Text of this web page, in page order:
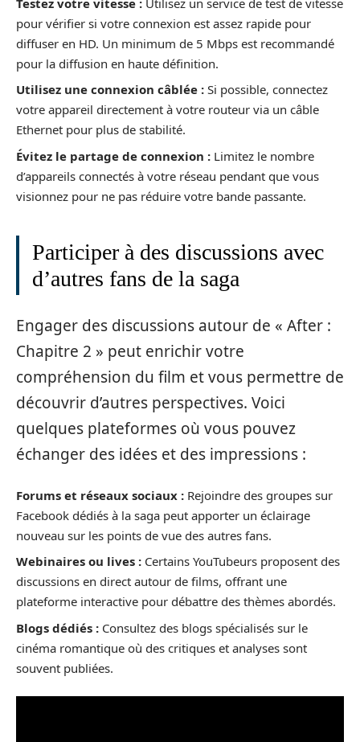
pour vérifier si votre connexion est assez rapide pour
diffuser en HD. Un minimum de 5 Mbps est recommandé
pour la diffusion en haute définition.
Utilisez une connexion câblée : Si possible, connectez
votre appareil directement à votre routeur via un câble
Ethernet pour plus de stabilité.
Évitez le partage de connexion : Limitez le nombre
d’appareils connectés à votre réseau pendant que vous
visionnez pour ne pas réduire votre bande passante.
Participer à des discussions avec
d’autres fans de la saga
Engager des discussions autour de « After :
Chapitre 2 » peut enrichir votre
compréhension du film et vous permettre de
découvrir d’autres perspectives. Voici
quelques plateformes où vous pouvez
échanger des idées et des impressions :
Forums et réseaux sociaux : Rejoindre des groupes sur
Facebook dédiés à la saga peut apporter un éclairage
nouveau sur les points de vue des autres fans.
Webinaires ou lives : Certains YouTubeurs proposent des
discussions en direct autour de films, offrant une
plateforme interactive pour débattre des thèmes abordés.
Blogs dédiés : Consultez des blogs spécialisés sur le
cinéma romantique où des critiques et analyses sont
souvent publiées.